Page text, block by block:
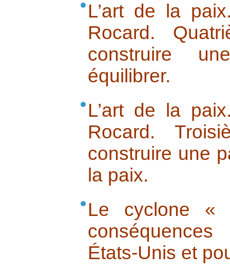
L’art de la
Rocard.
construire
équilibrer.
L’art de la
Rocard.
construire une
la paix.
Le cyclone «
États-Unis et